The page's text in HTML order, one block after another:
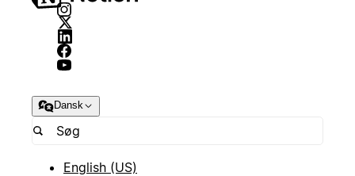
Dansk
English (US)